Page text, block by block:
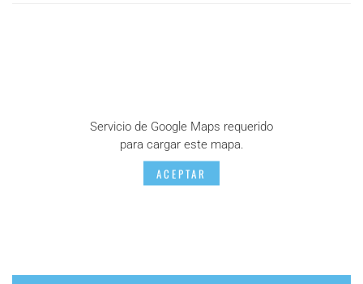
Servicio de Google Maps requerido
para cargar este mapa.
ACEPTAR